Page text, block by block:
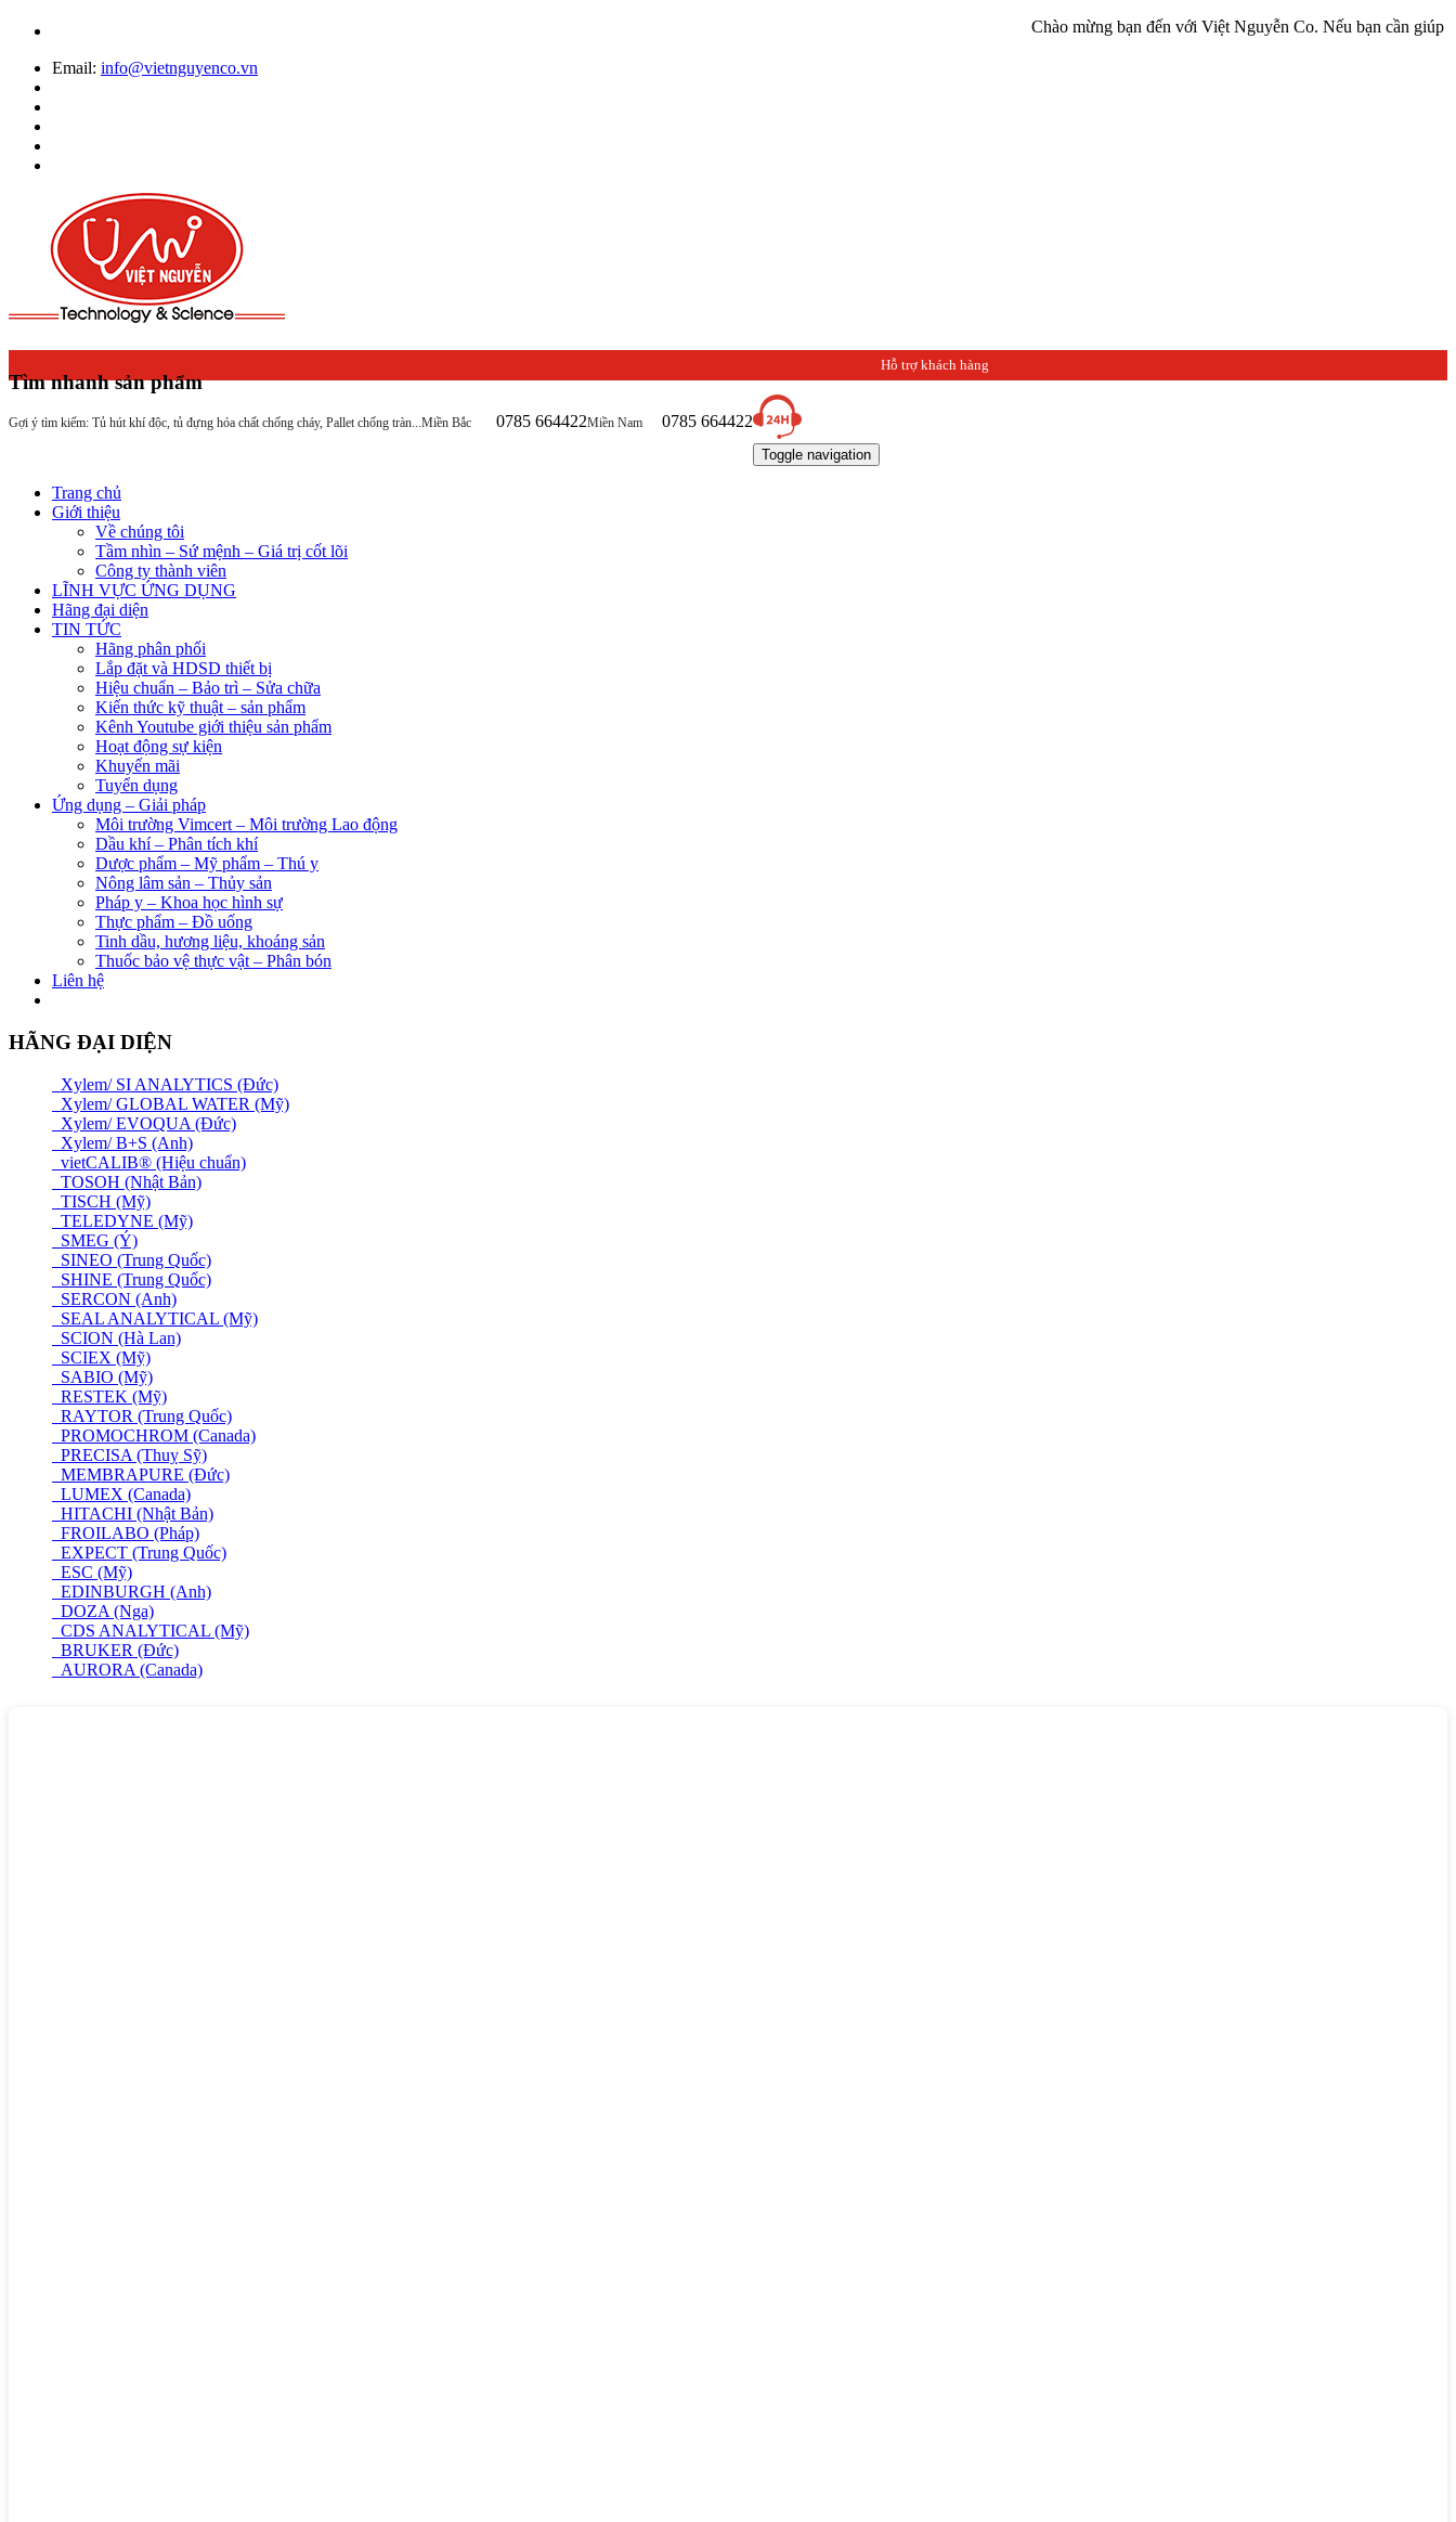
Chào mừng bạn đến với Việt Nguyễn Co. Nếu bạn cần giúp đỡ hãy
Email: info@vietnguyenco.vn
Tìm nhanh sản phẩm
Gợi ý tìm kiếm: Tủ hút khí độc, tủ đựng hóa chất chống cháy, Pallet chống tràn...
Hỗ trợ khách hàng
Miền Bắc 0785 664422Miền Nam 0785 664422
Toggle navigation
Trang chủ
Giới thiệu
Về chúng tôi
Tầm nhìn – Sứ mệnh – Giá trị cốt lõi
Công ty thành viên
LĨNH VỰC ỨNG DỤNG
Hãng đại diện
TIN TỨC
Hãng phân phối
Lắp đặt và HDSD thiết bị
Hiệu chuẩn – Bảo trì – Sửa chữa
Kiến thức kỹ thuật – sản phẩm
Kênh Youtube giới thiệu sản phẩm
Hoạt động sự kiện
Khuyến mãi
Tuyển dụng
Ứng dụng – Giải pháp
Môi trường Vimcert – Môi trường Lao động
Dầu khí – Phân tích khí
Dược phẩm – Mỹ phẩm – Thú y
Nông lâm sản – Thủy sản
Pháp y – Khoa học hình sự
Thực phẩm – Đồ uống
Tinh dầu, hương liệu, khoáng sản
Thuốc bảo vệ thực vật – Phân bón
Liên hệ
HÃNG ĐẠI DIỆN
Xylem/ SI ANALYTICS (Đức)
Xylem/ GLOBAL WATER (Mỹ)
Xylem/ EVOQUA (Đức)
Xylem/ B+S (Anh)
vietCALIB® (Hiệu chuẩn)
TOSOH (Nhật Bản)
TISCH (Mỹ)
TELEDYNE (Mỹ)
SMEG (Ý)
SINEO (Trung Quốc)
SHINE (Trung Quốc)
SERCON (Anh)
SEAL ANALYTICAL (Mỹ)
SCION (Hà Lan)
SCIEX (Mỹ)
SABIO (Mỹ)
RESTEK (Mỹ)
RAYTOR (Trung Quốc)
PROMOCHROM (Canada)
PRECISA (Thuỵ Sỹ)
MEMBRAPURE (Đức)
LUMEX (Canada)
HITACHI (Nhật Bản)
FROILABO (Pháp)
EXPECT (Trung Quốc)
ESC (Mỹ)
EDINBURGH (Anh)
DOZA (Nga)
CDS ANALYTICAL (Mỹ)
BRUKER (Đức)
AURORA (Canada)